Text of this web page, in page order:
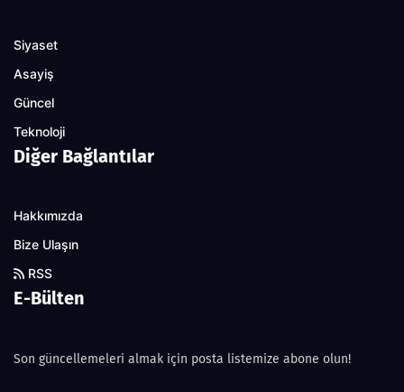
Siyaset
Asayiş
Güncel
Teknoloji
Diğer Bağlantılar
Hakkımızda
Bize Ulaşın
RSS
E-Bülten
Son güncellemeleri almak için posta listemize abone olun!